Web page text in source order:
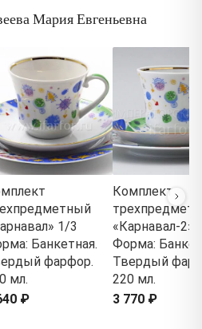
Мария Евгеньевна
1/3
Банкетная.
фарфор.
мл.
₽
Комплект
«Карнавал-2»
Форма:
Твердый
220 мл.
3 770 ₽